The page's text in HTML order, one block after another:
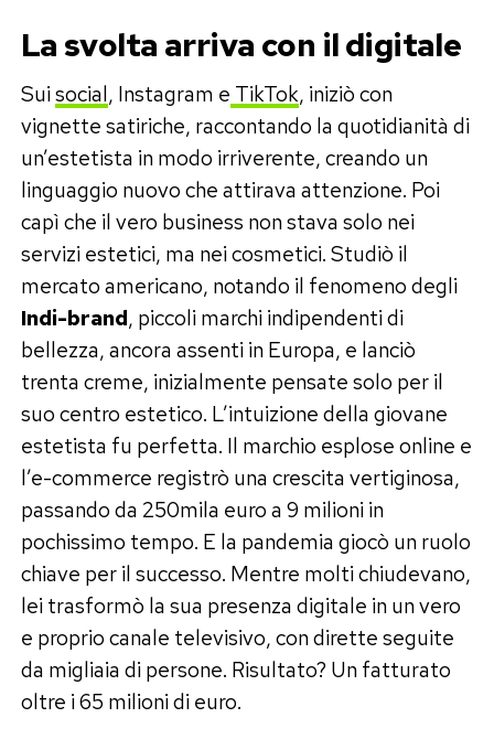
La svolta arriva con il digitale
Suisocial, Instagram e TikTok, iniziò con
vignette satiriche, raccontando la quotidianità di
un’estetista in modo irriverente, creando un
linguaggio nuovo che attirava attenzione. Poi
capì che il vero business non stava solo nei
servizi estetici, ma nei cosmetici. Studiò il
mercato americano, notando il fenomeno degli
Indi-brand, piccoli marchi indipendenti di
bellezza, ancora assenti in Europa, e lanciò
trenta creme, inizialmente pensate solo per il
suo centro estetico. L’intuizione della giovane
estetista fu perfetta. Il marchio esplose online e
l’e-commerce registrò una crescita vertiginosa,
passando da 250mila euro a 9 milioni in
pochissimo tempo. E la pandemia giocò un ruolo
chiave per il successo. Mentre molti chiudevano,
lei trasformò la sua presenza digitale in un vero
e proprio canale televisivo, con dirette seguite
da migliaia di persone. Risultato? Un fatturato
oltre i 65 milioni di euro.